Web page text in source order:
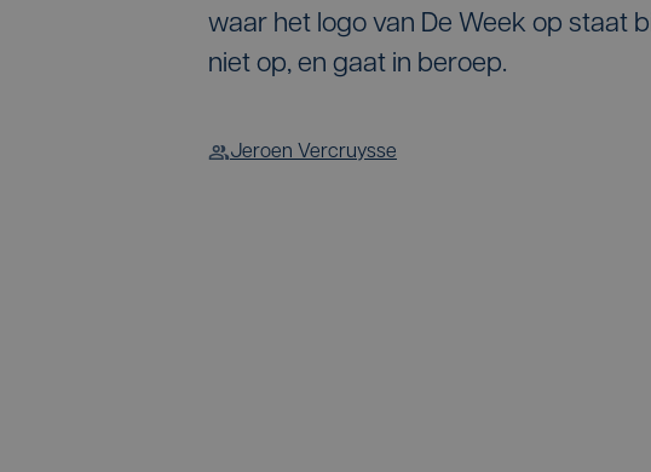
waar het logo van De Week op staat
niet op, en gaat in beroep.
Jeroen Vercruysse